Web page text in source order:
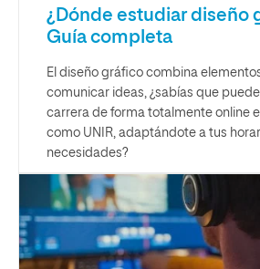
¿Dónde estudiar diseño
Guía completa
El diseño gráfico combina
comunicar ideas, ¿sabías que
carrera de forma totalmente online
como UNIR, adaptándote a tus
necesidades?